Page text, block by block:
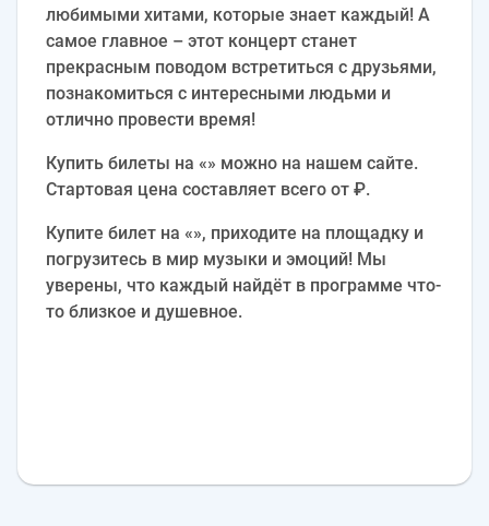
любимыми хитами, которые знает каждый! А
самое главное – этот концерт станет
прекрасным поводом встретиться с друзьями,
познакомиться с интересными людьми и
отлично провести время!
Купить билеты на «» можно на нашем сайте.
Стартовая цена составляет всего от ₽.
Купите билет на «», приходите на площадку и
погрузитесь в мир музыки и эмоций! Мы
уверены, что каждый найдёт в программе что-
то близкое и душевное.